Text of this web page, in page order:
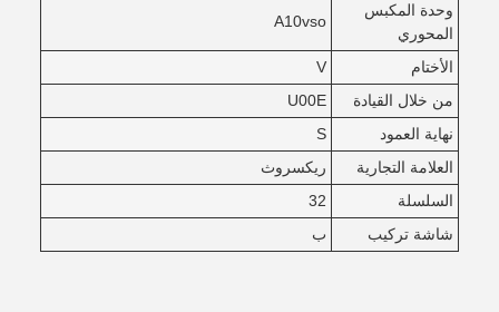
وحدة المكبس
المحوري
A10vso
الأختام
V
من خلال القيادة
U00E
نهاية العمود
S
العلامة التجارية
ريكسروث
السلسلة
32
شاشة تركيب
ب